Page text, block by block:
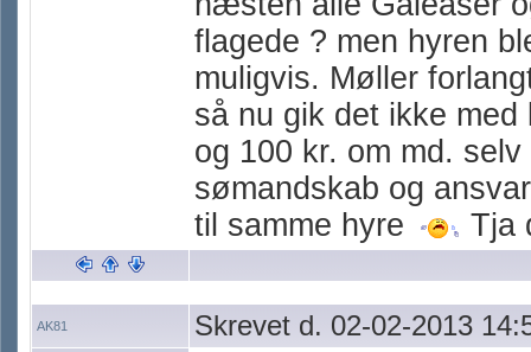
flagede ? men hyren
muligvis. Møller
så nu gik det ikke
og 100 kr. om md.
sømandskab og
til samme hyre
Tja
AK81 Skrevet d. 02-02-2013